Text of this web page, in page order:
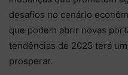
desafios no cenário
que podem abrir novas
tendências de 2025 terá
prosperar.